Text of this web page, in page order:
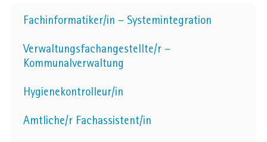
Fachinformatiker/in – Systemintegration
Verwaltungsfachangestellte/r –
Kommunalverwaltung
Hygienekontrolleur/in
Amtliche/r Fachassistent/in